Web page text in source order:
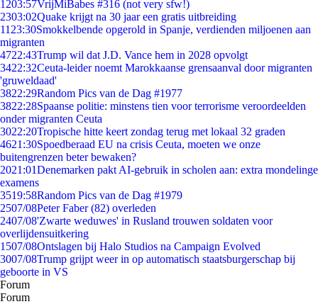
1203:57VrijMiBabes #316 (not very sfw!)
2303:02Quake krijgt na 30 jaar een gratis uitbreiding
11 23:30Smokkelbende opgerold in Spanje, verdienden miljoenen aan
migranten
4722:43Trump wil dat J.D. Vance hem in 2028 opvolgt
3422:32Ceuta-leider noemt Marokkaanse grensaanval door migranten
'gruweldaad'
3822:29Random Pics van de Dag #1977
3822:28Spaanse politie: minstens tien voor terrorisme veroordeelden
onder migranten Ceuta
3022:20Tropische hitte keert zondag terug met lokaal 32 graden
4621:30Spoedberaad EU na crisis Ceuta, moeten we onze
buitengrenzen beter bewaken?
2021:01Denemarken pakt AI-gebruik in scholen aan: extra mondelinge
examens
3519:58Random Pics van de Dag #1979
2507/08Peter Faber (82) overleden
2407/08'Zwarte weduwes' in Rusland trouwen soldaten voor
overlijdensuitkering
1507/08Ontslagen bij Halo Studios na Campaign Evolved
3007/08Trump grijpt weer in op automatisch staatsburgerschap bij
geboorte in VS
Forum
Forum